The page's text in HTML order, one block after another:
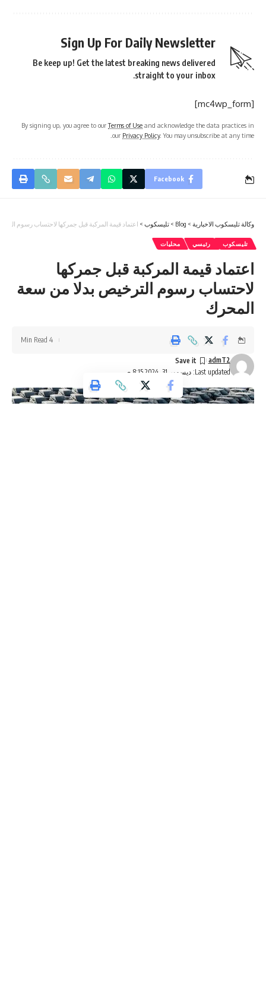
Sign Up For Daily Newsletter
Be keep up! Get the latest breaking news delivered
straight to your inbox.
[mc4wp_form]
By signing up, you agree to ourTerms of Use and acknowledge the data practices in
our Privacy Policy. You may unsubscribe at any time.
Facebook
وكالة تليسكوب الاخبارية >
Blog
> تليسكوب > اعتماد قيمة المركبة قبل جمركها لاحتساب رسوم
تليسكوب رئيسي محليات
اعتماد قيمة المركبة قبل جمركها
لاحتساب رسوم الترخيص بدلا من سعة
المحرك
Last updated: ديسمبر 31, 2024 8:15 ص
admT2
4 Min Read